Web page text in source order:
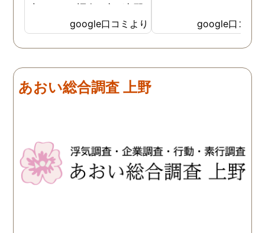
安いので、調査の方が心配
でしたがしっかり浮気の証
拠を押さえて頂けました。
ありがとう御座いました。
探偵に頼む事のない人生を
歩みますね(笑)
google口コミより
google口コミ
あおい総合調査 上野